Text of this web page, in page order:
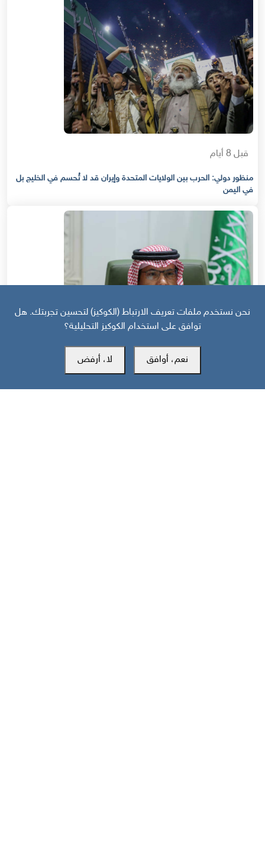
قبل 8 أيام
منظور دولي: الحرب بين الولايات المتحدة وإيران قد لا تُحسم في الخليج بل
في اليمن
نحن نستخدم ملفات تعريف الارتباط (الكوكيز) لتحسين تجربتك. هل
توافق على استخدام الكوكيز التحليلية؟
نعم، أوافق لا، أرفض